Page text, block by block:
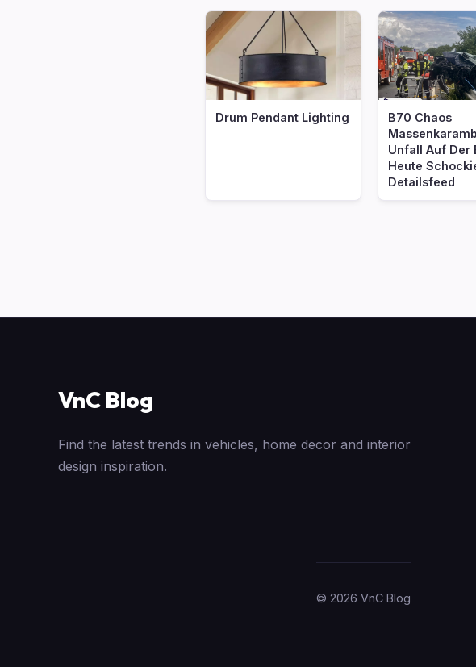
Drum Pendant Lighting
B70 Chaos
Unfall Auf Der
Heute
Detailsfeed
VnC Blog
Find the latest trends in vehicles, home decor and interior
design inspiration.
© 2026 VnC Blog